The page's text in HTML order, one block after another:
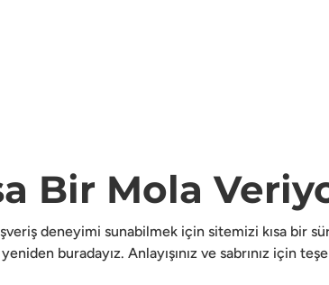
Bir Mola
deneyimi sunabilmek için sitemizi kısa bir
yeniden buradayız. Anlayışınız ve sabrınız için